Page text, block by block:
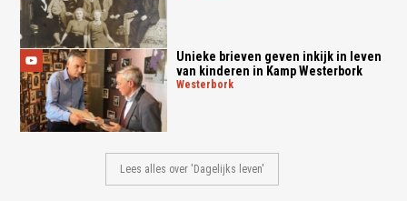
Unieke brieven geven inkijk in leven
van kinderen in Kamp Westerbork
westerbork
Lees alles over 'Dagelijks leven'